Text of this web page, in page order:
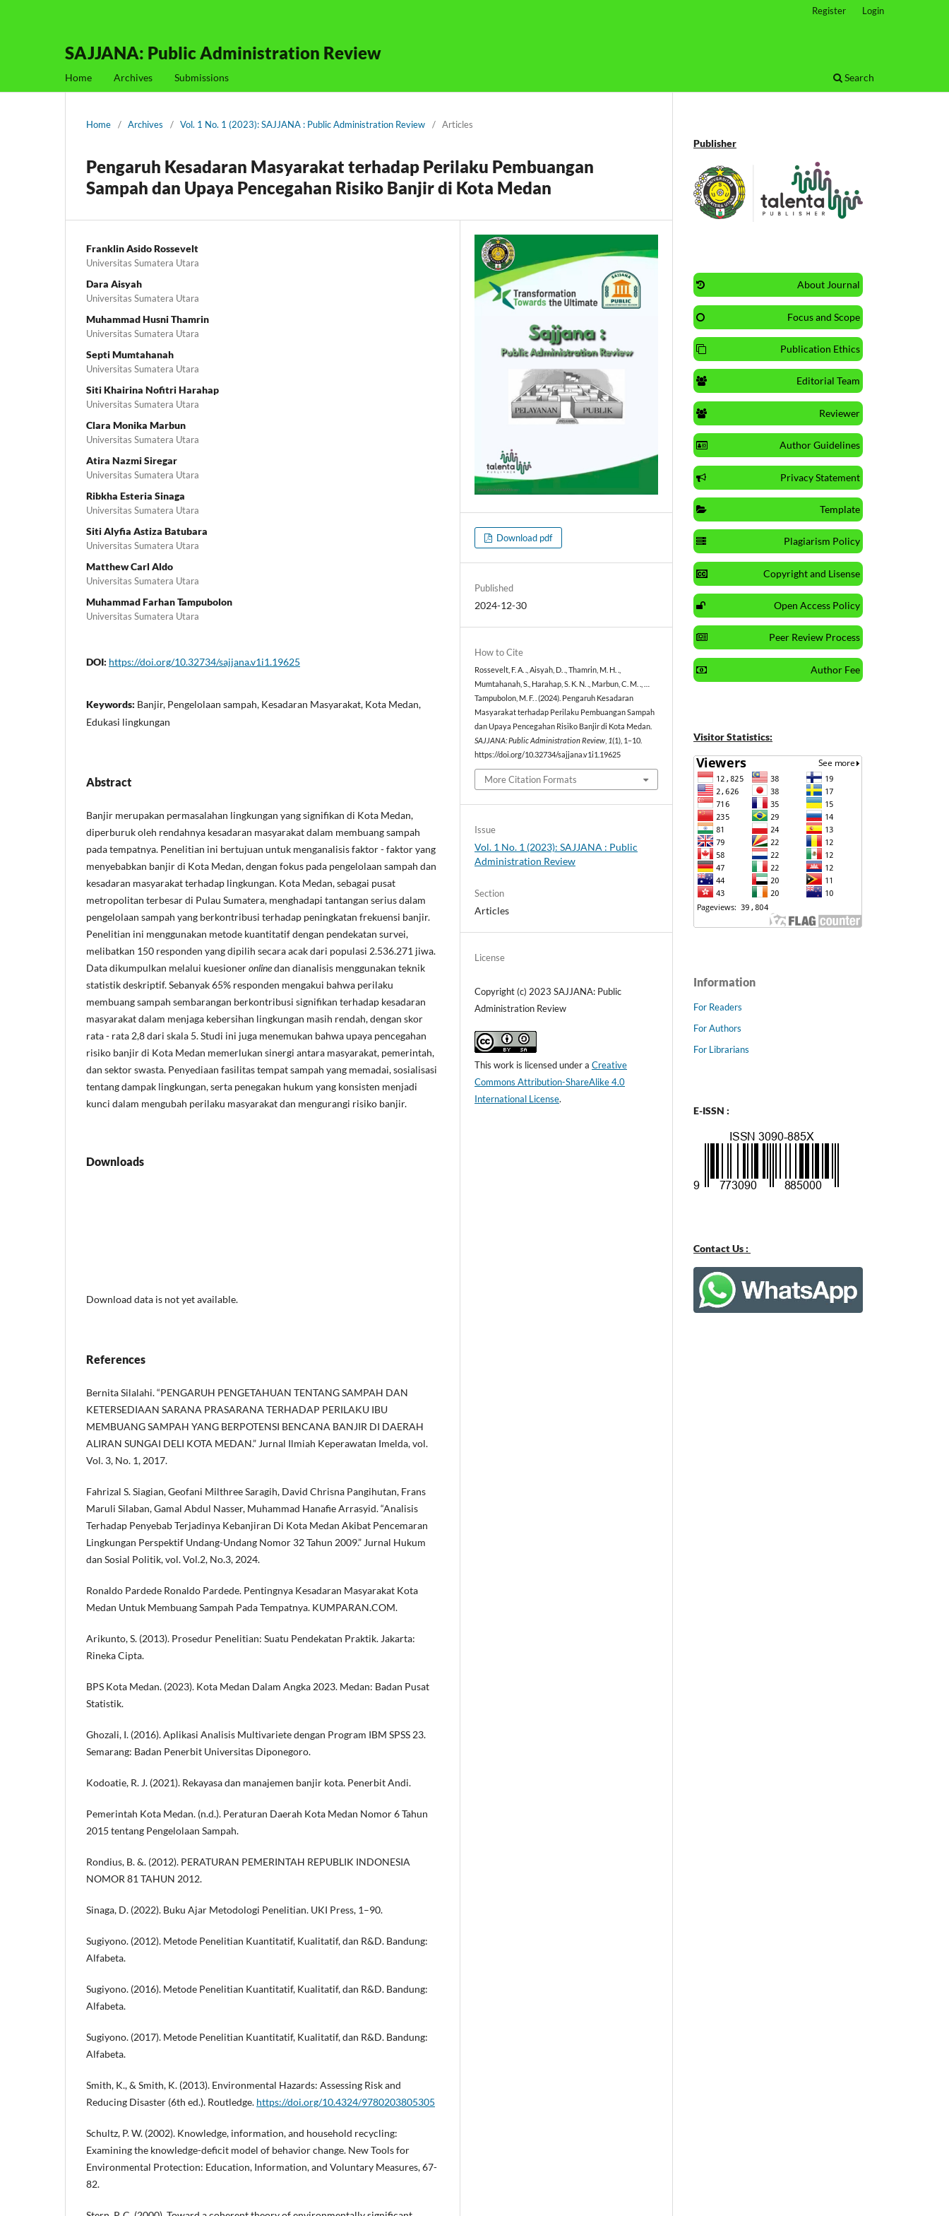
SAJJANA: Public Administration Review
Home Archives Submissions Search
Register Login
Home / Archives / Vol. 1 No. 1 (2023): SAJJANA : Public Administration Review / Articles
Pengaruh Kesadaran Masyarakat terhadap Perilaku Pembuangan
Sampah dan Upaya Pencegahan Risiko Banjir di Kota Medan
Franklin Asido Rossevelt
Universitas Sumatera Utara
Dara Aisyah
Universitas Sumatera Utara
Muhammad Husni Thamrin
Universitas Sumatera Utara
Septi Mumtahanah
Universitas Sumatera Utara
Siti Khairina Nofitri Harahap
Universitas Sumatera Utara
Clara Monika Marbun
Universitas Sumatera Utara
Atira Nazmi Siregar
Universitas Sumatera Utara
Ribkha Esteria Sinaga
Universitas Sumatera Utara
Siti Alyfia Astiza Batubara
Universitas Sumatera Utara
Matthew Carl Aldo
Universitas Sumatera Utara
Muhammad Farhan Tampubolon
Universitas Sumatera Utara
DOI: https://doi.org/10.32734/sajjana.v1i1.19625
Keywords: Banjir, Pengelolaan sampah, Kesadaran Masyarakat, Kota Medan,
Edukasi lingkungan
Abstract
Banjir merupakan permasalahan lingkungan yang signifikan di Kota Medan,
diperburuk oleh rendahnya kesadaran masyarakat dalam membuang sampah
pada tempatnya. Penelitian ini bertujuan untuk menganalisis faktor - faktor yang
menyebabkan banjir di Kota Medan, dengan fokus pada pengelolaan sampah dan
kesadaran masyarakat terhadap lingkungan. Kota Medan, sebagai pusat
metropolitan terbesar di Pulau Sumatera, menghadapi tantangan serius dalam
pengelolaan sampah yang berkontribusi terhadap peningkatan frekuensi banjir.
Penelitian ini menggunakan metode kuantitatif dengan pendekatan survei,
melibatkan 150 responden yang dipilih secara acak dari populasi 2.536.271 jiwa.
Data dikumpulkan melalui kuesioneronlinedan dianalisis menggunakan teknik
statistik deskriptif. Sebanyak 65% responden mengakui bahwa perilaku
membuang sampah sembarangan berkontribusi signifikan terhadap kesadaran
masyarakat dalam menjaga kebersihan lingkungan masih rendah, dengan skor
rata - rata 2,8 dari skala 5. Studi ini juga menemukan bahwa upaya pencegahan
risiko banjir di Kota Medan memerlukan sinergi antara masyarakat, pemerintah,
dan sektor swasta. Penyediaan fasilitas tempat sampah yang memadai, sosialisasi
tentang dampak lingkungan, serta penegakan hukum yang konsisten menjadi
kunci dalam mengubah perilaku masyarakat dan mengurangi risiko banjir.
Downloads
Download data is not yet available.
References
Bernita Silalahi. “PENGARUH PENGETAHUAN TENTANG SAMPAH DAN
KETERSEDIAAN SARANA PRASARANA TERHADAP PERILAKU IBU
MEMBUANG SAMPAH YANG BERPOTENSI BENCANA BANJIR DI DAERAH
ALIRAN SUNGAI DELI KOTA MEDAN.” Jurnal Ilmiah Keperawatan Imelda, vol.
Vol. 3, No. 1, 2017.
Fahrizal S. Siagian, Geofani Milthree Saragih, David Chrisna Pangihutan, Frans
Maruli Silaban, Gamal Abdul Nasser, Muhammad Hanafie Arrasyid. “Analisis
Terhadap Penyebab Terjadinya Kebanjiran Di Kota Medan Akibat Pencemaran
Lingkungan Perspektif Undang-Undang Nomor 32 Tahun 2009.” Jurnal Hukum
dan Sosial Politik, vol. Vol.2, No.3, 2024.
Ronaldo Pardede Ronaldo Pardede. Pentingnya Kesadaran Masyarakat Kota
Medan Untuk Membuang Sampah Pada Tempatnya. KUMPARAN.COM.
Arikunto, S. (2013). Prosedur Penelitian: Suatu Pendekatan Praktik. Jakarta:
Rineka Cipta.
BPS Kota Medan. (2023). Kota Medan Dalam Angka 2023. Medan: Badan Pusat
Statistik.
Ghozali, I. (2016). Aplikasi Analisis Multivariete dengan Program IBM SPSS 23.
Semarang: Badan Penerbit Universitas Diponegoro.
Kodoatie, R. J. (2021). Rekayasa dan manajemen banjir kota. Penerbit Andi.
Pemerintah Kota Medan. (n.d.). Peraturan Daerah Kota Medan Nomor 6 Tahun
2015 tentang Pengelolaan Sampah.
Rondius, B. &. (2012). PERATURAN PEMERINTAH REPUBLIK INDONESIA
NOMOR 81 TAHUN 2012.
Sinaga, D. (2022). Buku Ajar Metodologi Penelitian. UKI Press, 1–90.
Sugiyono. (2012). Metode Penelitian Kuantitatif, Kualitatif, dan R&D. Bandung:
Alfabeta.
Sugiyono. (2016). Metode Penelitian Kuantitatif, Kualitatif, dan R&D. Bandung:
Alfabeta.
Sugiyono. (2017). Metode Penelitian Kuantitatif, Kualitatif, dan R&D. Bandung:
Alfabeta.
Smith, K., & Smith, K. (2013). Environmental Hazards: Assessing Risk and
Reducing Disaster (6th ed.). Routledge. https://doi.org/10.4324/9780203805305
Schultz, P. W. (2002). Knowledge, information, and household recycling:
Examining the knowledge-deficit model of behavior change. New Tools for
Environmental Protection: Education, Information, and Voluntary Measures, 67-
82.
Download pdf
Published
2024-12-30
How to Cite
Rossevelt, F. A. ., Aisyah, D. ., Thamrin, M. H. .,
Mumtahanah, S., Harahap, S. K. N. ., Marbun, C. M. ., …
Tampubolon, M. F. . (2024). Pengaruh Kesadaran
Masyarakat terhadap Perilaku Pembuangan Sampah
dan Upaya Pencegahan Risiko Banjir di Kota Medan.
SAJJANA: Public Administration Review 1(1), 1–10.
https://doi.org/10.32734/sajjana.v1i1.19625
More Citation Formats
Issue
Vol. 1 No. 1 (2023): SAJJANA : Public
Administration Review
Section
Articles
License
Copyright (c) 2023 SAJJANA: Public
Administration Review
This work is licensed under aCreative
Commons Attribution-ShareAlike 4.0
International License.
Publisher
About Journal
Focus and Scope
Publication Ethics
Editorial Team
Reviewer
Author Guidelines
Privacy Statement
Template
Plagiarism Policy
Copyright and Lisense
Open Access Policy
Peer Review Process
Author Fee
Visitor Statistics:
Information
For Readers
For Authors
For Librarians
E-ISSN :
Contact Us :